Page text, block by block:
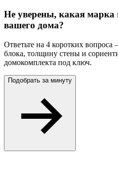
Не уверены, какая
вашего дома?
Ответьте на 4 коротких
блока, толщину стены и
домокомплекта под ключ.
Подобрать за минуту